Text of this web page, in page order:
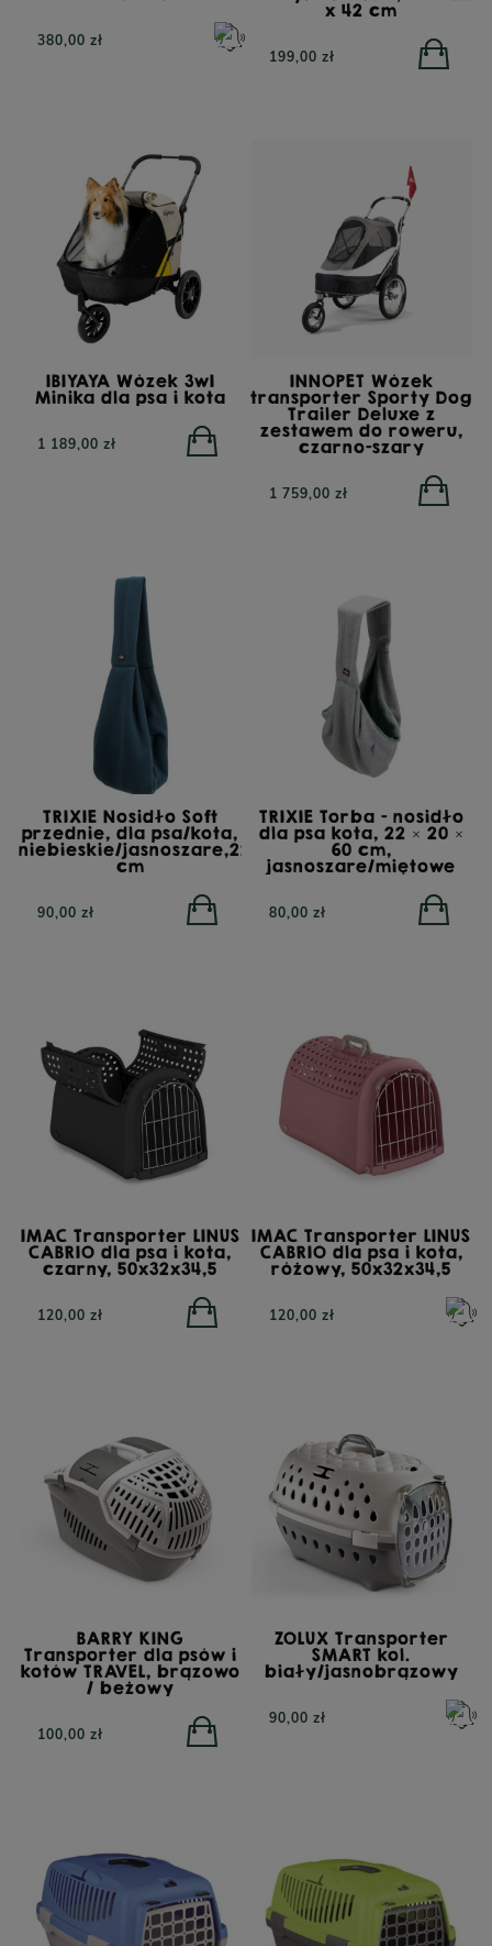
380,00 zł
x 42 cm
199,00 zł
IBIYAYA Wózek 3w1
Minika dla psa i kota
1 189,00 zł
INNOPET Wózek
transporter Sporty Dog
Trailer Deluxe z
zestawem do roweru,
czarno-szary
1 759,00 zł
TRIXIE Nosidło Soft
przednie, dla psa/kota,
niebieskie/jasnoszare,22x20x60
cm
90,00 zł
TRIXIE Torba - nosidło
dla psa kota, 22 × 20 ×
60 cm,
jasnoszare/miętowe
80,00 zł
IMAC Transporter LINUS
CABRIO dla psa i kota,
czarny, 50x32x34,5
120,00 zł
IMAC Transporter LINUS
CABRIO dla psa i kota,
różowy, 50x32x34,5
120,00 zł
BARRY KING
Transporter dla psów i
kotów TRAVEL, brązowo
/ beżowy
100,00 zł
ZOLUX Transporter
SMART kol.
biały/jasnobrązowy
90,00 zł